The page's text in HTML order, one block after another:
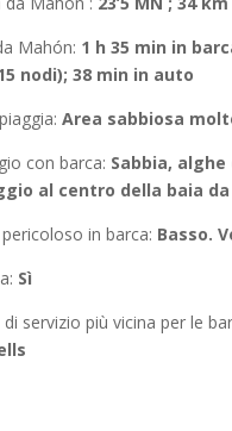
Mahón: 1 h 35 min in
nodi); 38 min in auto
Area sabbiosa
con barca: Sabbia, alghe
al centro della baia da
in barca: Basso.
: Sì
servizio più vicina per le